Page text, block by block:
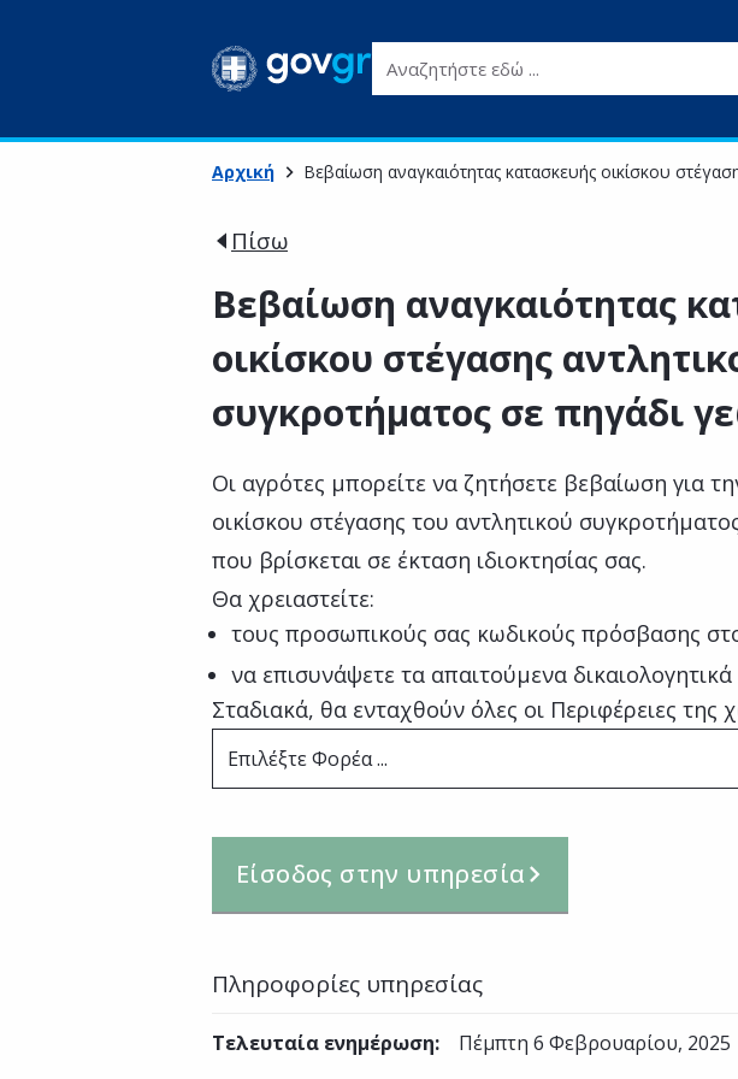
Αναζητήστε εδώ ...
Αρχική Βεβαίωση αναγκαιότητας κατασκευής οικίσκου
Πίσω
Βεβαίωση αναγκαιότητας
οικίσκου στέγασης
συγκροτήματος σε πηγάδι
Οι αγρότες μπορείτε να ζητήσετε βεβαίωση για
οικίσκου στέγασης του αντλητικού
που βρίσκεται σε έκταση ιδιοκτησίας σας.
Θα χρειαστείτε:
τους προσωπικούς σας κωδικούς πρόσβασης
να επισυνάψετε τα απαιτούμενα δικαιολογητικά
Σταδιακά, θα ενταχθούν όλες οι Περιφέρειες της
Επιλέξτε Φορέα ...
Είσοδος στην υπηρεσία
Πληροφορίες υπηρεσίας
Τελευταία ενημέρωση: Πέμπτη 6 Φεβρουαρίου, 2025